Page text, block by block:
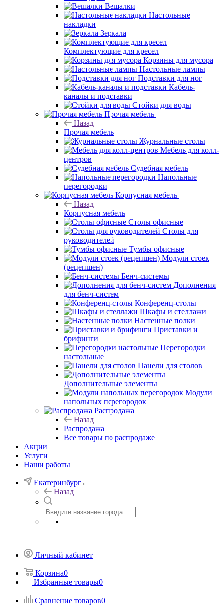
Вешалки
Настольные
накладки
Зеркала
Комплектующие для кресел
Корзины для мусора
Настольные лампы
Подставки для ног
Кабель-
каналы и подставки
Стойки для воды
Прочая мебель
Назад
Прочая мебель
Журнальные столы
Мебель для колл-
центров
Судебная мебель
Напольные
перегородки
Корпусная мебель
Назад
Корпусная мебель
Столы офисные
Столы для
руководителей
Тумбы офисные
Модули стоек
(рецепшен)
Бенч-системы
Дополнения
для бенч-систем
Конференц-столы
Шкафы и стеллажи
Настенные полки
Приставки и
брифинги
Перегородки
настольные
Панели для столов
Дополнительные элементы
Модули
напольных перегородок
Распродажа
Назад
Распродажа
Все товары по распродаже
Акции
Услуги
Наши работы
Екатеринбург
Назад
Личный кабинет
Корзина0
Избранные товары0
Сравнение товаров0